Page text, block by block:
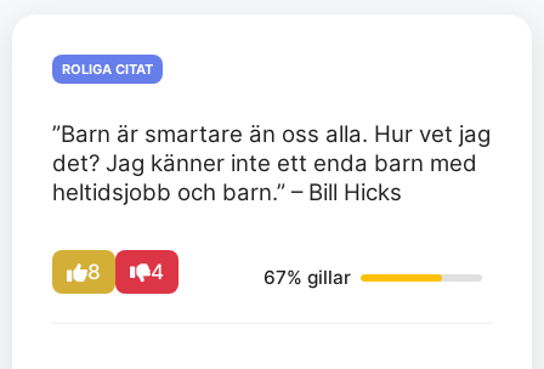
ROLIGA CITAT
”Barn är smartare än oss alla. Hur vet jag
det? Jag känner inte ett enda barn med
heltidsjobb och barn.” – Bill Hicks
8 4 67% gillar